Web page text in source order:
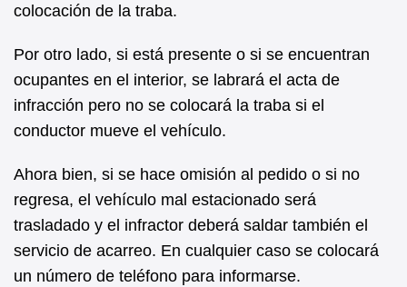
colocación de la traba.
Por otro lado, si está presente o si se encuentran
ocupantes en el interior, se labrará el acta de
infracción pero no se colocará la traba si el
conductor mueve el vehículo.
Ahora bien, si se hace omisión al pedido o si no
regresa, el vehículo mal estacionado será
trasladado y el infractor deberá saldar también el
servicio de acarreo. En cualquier caso se colocará
un número de teléfono para informarse.